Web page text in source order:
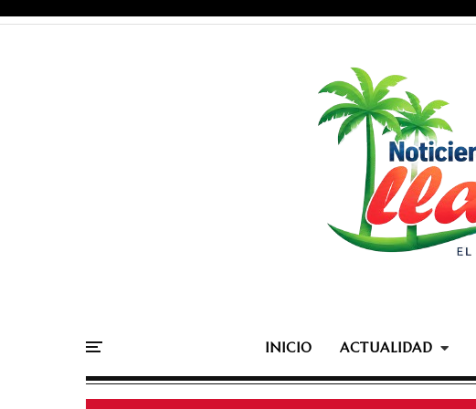
INICIO ACTUALIDAD